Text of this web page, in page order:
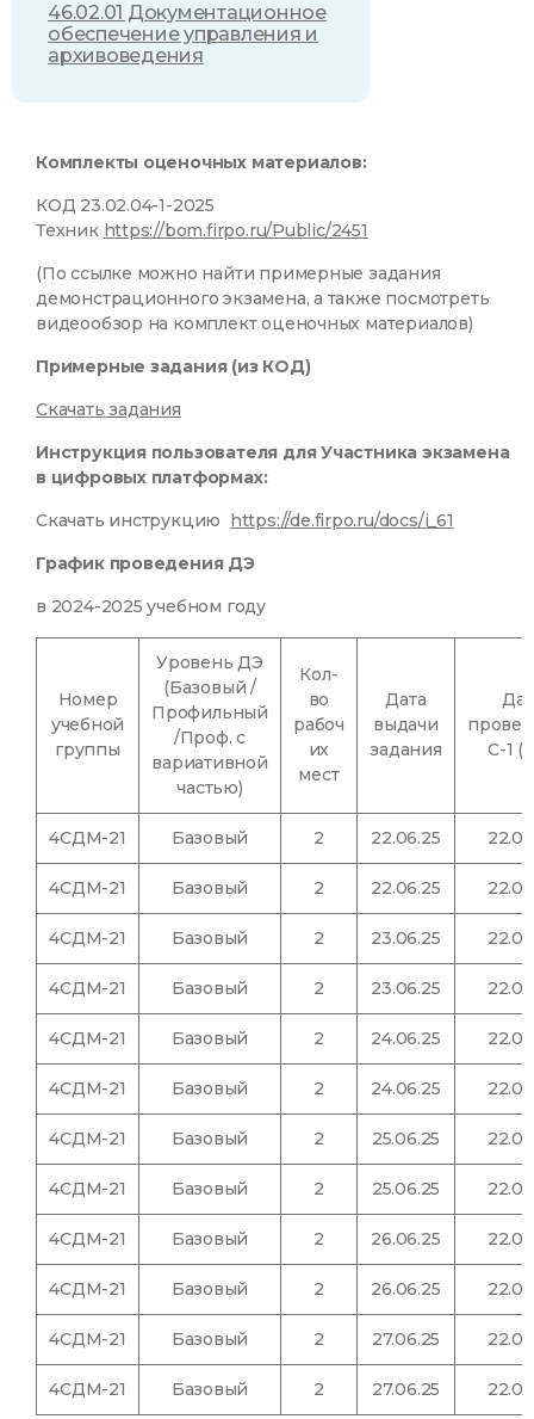
46.02.01 Документационное
обеспечение управления и
архивоведения
Комплекты оценочных материалов:
КОД 23.02.04-1-2025
Техник https://bom.firpo.ru/Public/2451
(По ссылке можно найти примерные задания
демонстрационного экзамена, а также посмотреть
видеообзор на комплект оценочных материалов)
Примерные задания (из КОД)
Скачать задания
Инструкция пользователя для Участника экзамена
в цифровых платформах:
Скачать инструкцию https://de.firpo.ru/docs/i_61
График проведения ДЭ
в 2024-2025 учебном году
Номер
учебной
группы
Уровень ДЭ
(Базовый /
Профильный
/Проф. с
вариативной
частью)
Кол-
во
рабоч
их
мест
Дата
выдачи
задания
С-1
4СДМ-21 Базовый 2 22.06.25
4СДМ-21 Базовый 2 22.06.25
4СДМ-21 Базовый 2 23.06.25
4СДМ-21 Базовый 2 23.06.25
4СДМ-21 Базовый 2 24.06.25
4СДМ-21 Базовый 2 24.06.25
4СДМ-21 Базовый 2 25.06.25
4СДМ-21 Базовый 2 25.06.25
4СДМ-21 Базовый 2 26.06.25
4СДМ-21 Базовый 2 26.06.25
4СДМ-21 Базовый 2 27.06.25
4СДМ-21 Базовый 2 27.06.25